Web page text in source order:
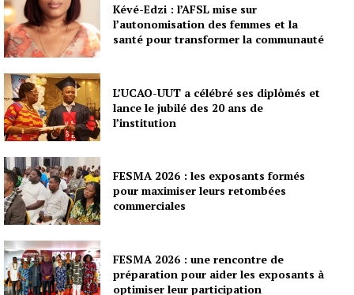
Kévé-Edzi : l’AFSL mise sur
l’autonomisation des femmes et la
santé pour transformer la communauté
L’UCAO-UUT a célébré ses diplômés et
lance le jubilé des 20 ans de
l’institution
FESMA 2026 : les exposants formés
pour maximiser leurs retombées
commerciales
FESMA 2026 : une rencontre de
préparation pour aider les exposants à
optimiser leur participation